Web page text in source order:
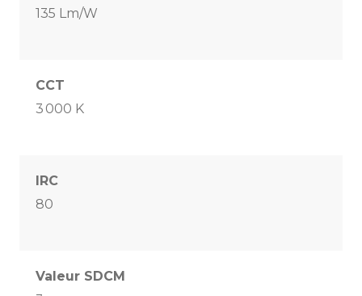
135 Lm/W
CCT
3 000 K
IRC
80
Valeur SDCM